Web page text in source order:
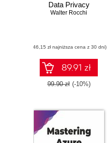
Data Privacy
Walter Rocchi
(46,15 zł najniższa cena z 30 dni)
89.91 zł
99.90 zł (-10%)